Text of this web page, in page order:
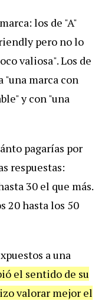
los de "A"
pero no lo
valiosa". Los de
"una marca con
y con "una
pagarías por
respuestas:
30 el que más.
20 hasta los 50
a una
el sentido de su
valorar mejor el